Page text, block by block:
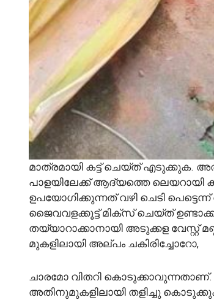
മാത്രമായി കട്ട് ചെയ്ത് എടുക്കുക. അത്
പാളയിലേക്ക് ആദ്യത്തെ ലെയറായി
ഉപയോഗിക്കുന്നത് വഴി ചെടി
ജൈവവളക്കൂട്ട് മിക്സ് ചെയ്ത്
തയ്യാറാക്കാനായി അടുക്കള വേസ്റ്റ്
മുകളിലായി അല്പം ചകിരിച്ചോറോ,
ചാരമോ വിതറി കൊടുക്കാവുന്നതാണ്.
അതിനുമുകളിലായി തളിച്ചു